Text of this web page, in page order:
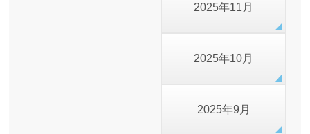
2025年11月
2025年10月
2025年9月